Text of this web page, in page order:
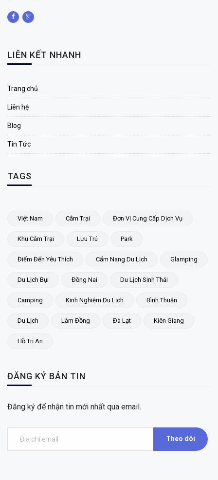
LIÊN KẾT NHANH
Trang chủ
Liên hệ
Blog
Tin Tức
TAGS
Việt Nam Cắm Trại Đơn Vị Cung Cấp Dịch Vụ
Khu Cắm Trại Lưu Trú Park
Điểm Đến Yêu Thích Cẩm Nang Du Lịch Glamping
Du Lịch Bụi Đồng Nai Du Lịch Sinh Thái
Camping Kinh Nghiệm Du Lịch Bình Thuận
Du Lịch Lâm Đồng Đà Lạt Kiên Giang
Hồ Trị An
ĐĂNG KÝ BẢN TIN
Đăng ký để nhận tin mới nhất qua email.
Theo dõi